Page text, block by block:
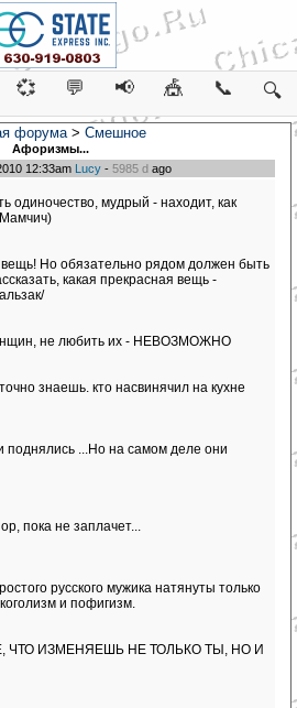
💞 💬 📢 🎪 📞 🔍
форума> Смешное
Афоризмы...
12:33am Lucy - 5985 d ago
одиночество, мудрый - находит, как
Но обязательно рядом должен быть
какая прекрасная вещь -
не любить их - НЕВОЗМОЖНО
знаешь. кто насвинячил на кухне
поднялись ...Но на самом деле они
пока не заплачет...
русского мужика натянуты только
и пофигизм.
ЧТО ИЗМЕНЯЕШЬ НЕ ТОЛЬКО ТЫ, НО И